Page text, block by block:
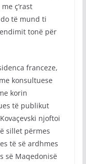
ç’rast
të mund ti
tonë për
franceze,
konsultuese
korin
të publikut
njoftoi
sillet përmes
të së ardhmes
së Maqedonisë